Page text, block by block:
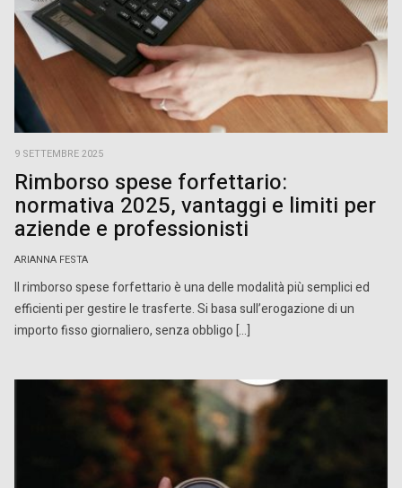
9 SETTEMBRE 2025
Rimborso spese forfettario:
normativa 2025, vantaggi e limiti per
aziende e professionisti
ARIANNA FESTA
Il rimborso spese forfettario è una delle modalità più semplici ed
efficienti per gestire le trasferte. Si basa sull’erogazione di un
importo fisso giornaliero, senza obbligo […]